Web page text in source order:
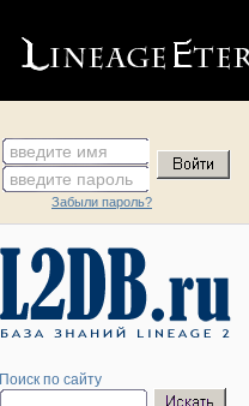
введите имя
введите пароль
Забыли пароль?
Поиск по сайту